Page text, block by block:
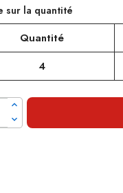
sur la quantité
Quantité
4